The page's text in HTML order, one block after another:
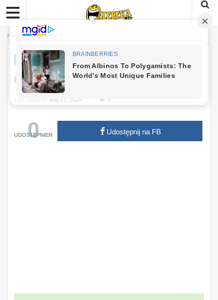
Home Dowcipy
DOWCIPY
Kawał: Żona Do Męża
maj 27, 2024 8
0
UDOSTĘPNIEŃ Udostępnij na FB